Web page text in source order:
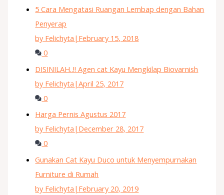
5 Cara Mengatasi Ruangan Lembap dengan Bahan
Penyerap
by Felichyta | February 15, 2018
0
DISINILAH..!! Agen cat Kayu Mengkilap Biovarnish
by Felichyta |April 25, 2017
0
Harga Pernis Agustus 2017
by Felichyta | December 28, 2017
0
Gunakan Cat Kayu Duco untuk Menyempurnakan
Furniture di Rumah
by Felichyta | February 20, 2019